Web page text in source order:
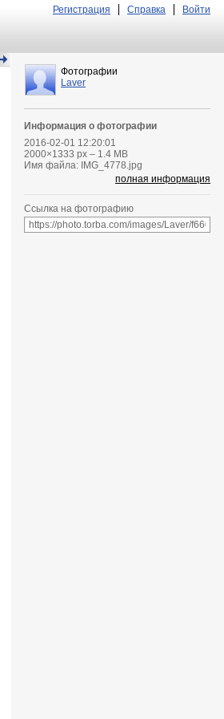
Регистрация Справка Войти
Фотографии
Laver
Информация о фотографии
2016-02-01 12:20:01
2000×1333 px – 1.4 MB
Имя файла: IMG_4778.jpg
полная информация
Ссылка на фотографию